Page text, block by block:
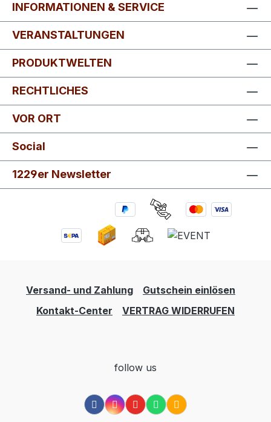
INFORMATIONEN & SERVICE
VERANSTALTUNGEN
PRODUKTWELTEN
RECHTLICHES
VOR ORT
Social
1229er Newsletter
Versand- und Zahlung
Gutschein einlösen
Kontakt-Center
VERTRAG WIDERRUFEN
follow us